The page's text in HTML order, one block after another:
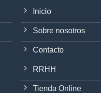
Inicio
Sobre nosotros
Contacto
RRHH
Tienda Online